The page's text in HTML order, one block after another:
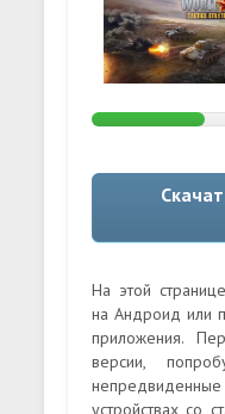
На этой
на Андроид или
приложения.
версии,
устройствах со